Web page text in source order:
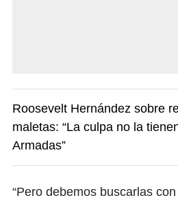
Roosevelt Hernández sobre
maletas: “La culpa no la
Armadas”
“Pero debemos buscarlas